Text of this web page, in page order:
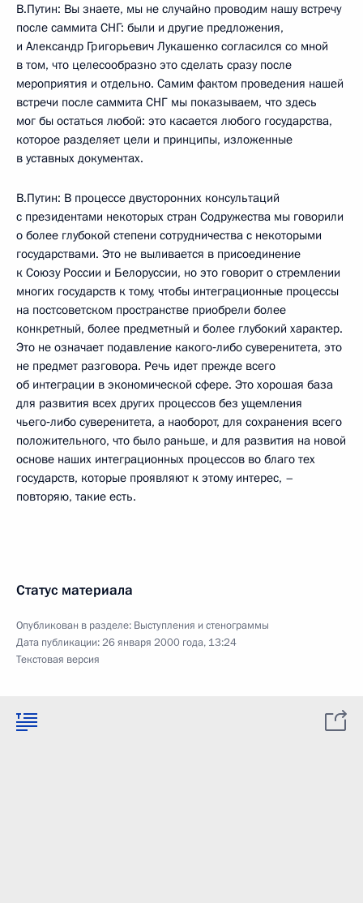
В.Путин: Вы знаете, мы не случайно проводим нашу встречу
после саммита СНГ: были и другие предложения,
и Александр Григорьевич Лукашенко согласился со мной
в том, что целесообразно это сделать сразу после
мероприятия и отдельно. Самим фактом проведения нашей
встречи после саммита СНГ мы показываем, что здесь
мог бы остаться любой: это касается любого государства,
которое разделяет цели и принципы, изложенные
в уставных документах.
В.Путин: В процессе двусторонних консультаций
с президентами некоторых стран Содружества мы говорили
о более глубокой степени сотрудничества с некоторыми
государствами. Это не выливается в присоединение
к Союзу России и Белоруссии, но это говорит о стремлении
многих государств к тому, чтобы интеграционные процессы
на постсоветском пространстве приобрели более
конкретный, более предметный и более глубокий характер.
Это не означает подавление какого‑либо суверенитета, это
не предмет разговора. Речь идет прежде всего
об интеграции в экономической сфере. Это хорошая база
для развития всех других процессов без ущемления
чьего‑либо суверенитета, а наоборот, для сохранения всего
положительного, что было раньше, и для развития на новой
основе наших интеграционных процессов во благо тех
государств, которые проявляют к этому интерес, –
повторяю, такие есть.
Статус материала
Опубликован в разделе: Выступления и стенограммы
Дата публикации:26 января 2000 года, 13:24
Текстовая версия